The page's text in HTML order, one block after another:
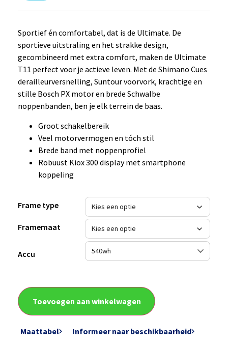
Sportief én comfortabel, dat is de Ultimate. De
sportieve uitstraling en het strakke design,
gecombineerd met extra comfort, maken de Ultimate
T11 perfect voor je actieve leven. Met de Shimano Cues
derailleurversnelling, Suntour voorvork, krachtige en
stille Bosch PX motor en brede Schwalbe
noppenbanden, ben je elk terrein de baas.
Groot schakelbereik
Veel motorvermogen en tóch stil
Brede band met noppenprofiel
Robuust Kiox 300 display met smartphone
koppeling
Frame type
Framemaat
Accu
Toevoegen aan winkelwagen
Maattabel Informeer naar beschikbaarheid